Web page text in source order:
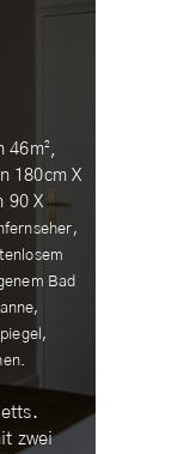
180cm X
90 X
Bad
zwei